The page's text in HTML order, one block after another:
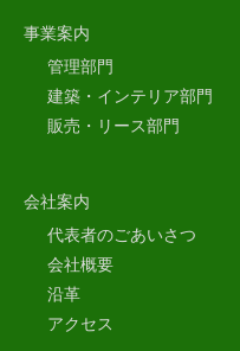
事業案内
管理部門
建築・インテリア部門
販売・リース部門
会社案内
代表者のごあいさつ
会社概要
沿革
アクセス